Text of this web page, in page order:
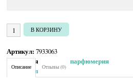
Количество товара Ajmal II
В КОРЗИНУ
Артикул:7933063
Категория:
Женская парфюмерия
Brand:Ajmal
Описание Отзывы (0)